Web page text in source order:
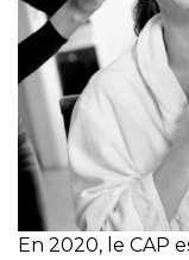
En 2020, le CAP